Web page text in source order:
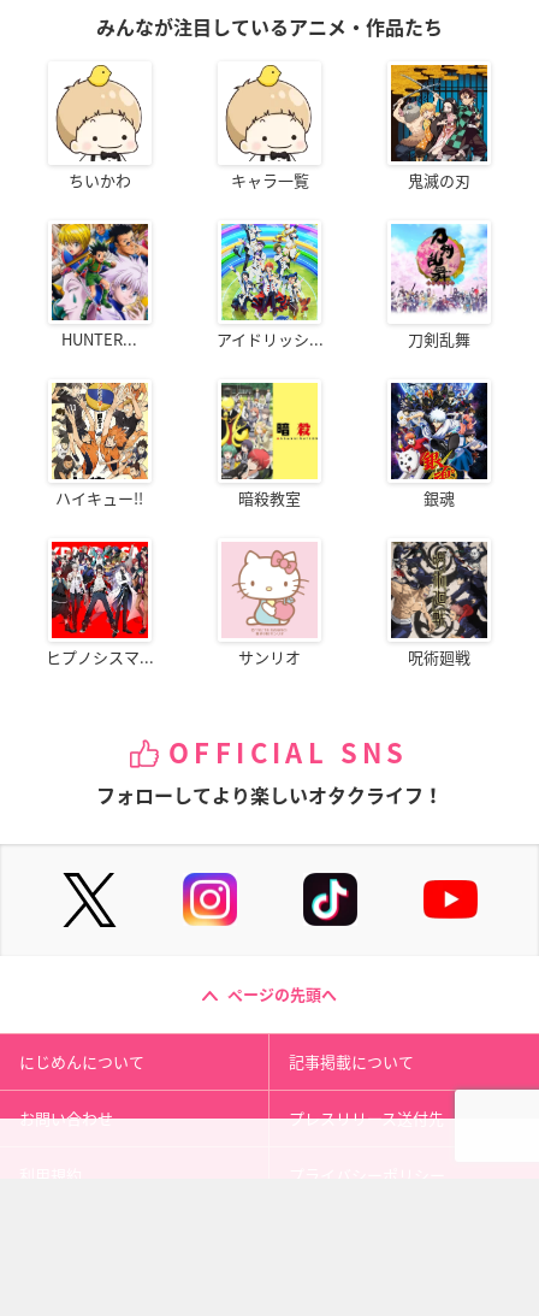
みんなが注目しているアニメ・作品たち
ちいかわ キャラ一覧 鬼滅の刃
HUNTER... アイドリッシ... 刀剣乱舞
ハイキュー!! 暗殺教室 銀魂
ヒプノシスマ... サンリオ 呪術廻戦
OFFICIAL SNS
フォローしてより楽しいオタクライフ！
ページの先頭へ
にじめんについて 記事掲載について
お問い合わせ プレスリリース送付先